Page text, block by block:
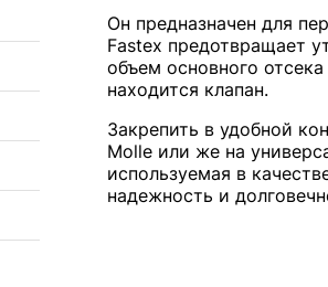
Он предназначен для
Fastex предотвращает
объем основного
находится клапан.
Закрепить в удобной
Molle или же на
используемая в
надежность и